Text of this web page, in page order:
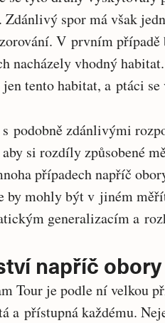
Zdánlivý spor má však
V prvním
nacházely vhodný
tento habitat, a ptáci
podobně zdánlivými
aby si rozdíly způsobené
případech napříč
by mohly být v jiném
generalizacím a
napříč obory
Tour je podle ní velkou
a přístupná každému.